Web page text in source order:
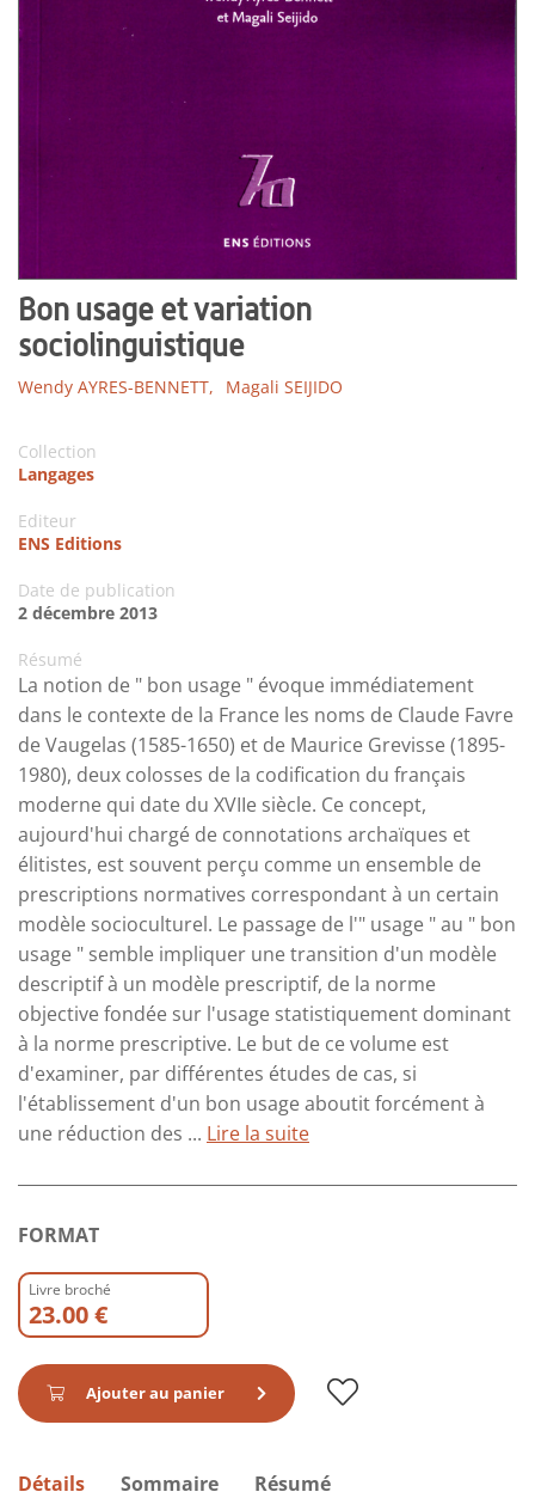
Bon usage et variation
sociolinguistique
Wendy AYRES-BENNETT, Magali SEIJIDO
Collection
Langages
Editeur
ENS Editions
Date de publication
2 décembre 2013
Résumé
La notion de " bon usage " évoque immédiatement
dans le contexte de la France les noms de Claude Favre
de Vaugelas (1585-1650) et de Maurice Grevisse (1895-
1980), deux colosses de la codification du français
moderne qui date du XVIIe siècle. Ce concept,
aujourd'hui chargé de connotations archaïques et
élitistes, est souvent perçu comme un ensemble de
prescriptions normatives correspondant à un certain
modèle socioculturel. Le passage de l'" usage " au " bon
usage " semble impliquer une transition d'un modèle
descriptif à un modèle prescriptif, de la norme
objective fondée sur l'usage statistiquement dominant
à la norme prescriptive. Le but de ce volume est
d'examiner, par différentes études de cas, si
l'établissement d'un bon usage aboutit forcément à
une réduction des ... Lire la suite
FORMAT
Livre broché
23.00 €
Ajouter au panier
Détails Sommaire Résumé